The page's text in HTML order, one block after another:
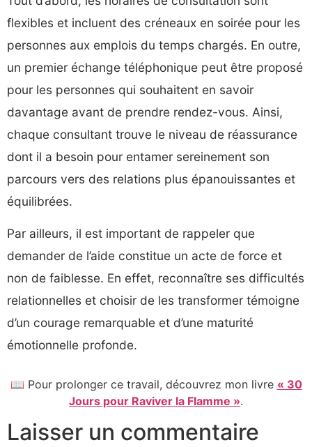
flexibles et incluent des créneaux en soirée pour les
personnes aux emplois du temps chargés. En outre,
un premier échange téléphonique peut être proposé
pour les personnes qui souhaitent en savoir
davantage avant de prendre rendez-vous. Ainsi,
chaque consultant trouve le niveau de réassurance
dont il a besoin pour entamer sereinement son
parcours vers des relations plus épanouissantes et
équilibrées.
Par ailleurs, il est important de rappeler que
demander de l’aide constitue un acte de force et
non de faiblesse. En effet, reconnaître ses difficultés
relationnelles et choisir de les transformer témoigne
d’un courage remarquable et d’une maturité
émotionnelle profonde.
📖 Pour prolonger ce travail, découvrez mon livre « 30
Jours pour Raviver la Flamme ».
Laisser un commentaire